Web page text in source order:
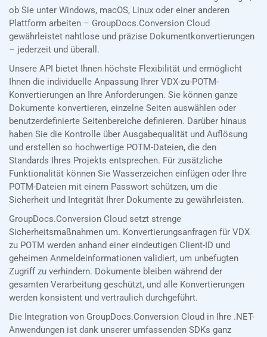
ob Sie unter Windows, macOS, Linux oder einer anderen
Plattform arbeiten – GroupDocs.Conversion Cloud
gewährleistet nahtlose und präzise Dokumentkonvertierungen
– jederzeit und überall.
Unsere API bietet Ihnen höchste Flexibilität und ermöglicht
Ihnen die individuelle Anpassung Ihrer VDX-zu-POTM-
Konvertierungen an Ihre Anforderungen. Sie können ganze
Dokumente konvertieren, einzelne Seiten auswählen oder
benutzerdefinierte Seitenbereiche definieren. Darüber hinaus
haben Sie die Kontrolle über Ausgabequalität und Auflösung
und erstellen so hochwertige POTM-Dateien, die den
Standards Ihres Projekts entsprechen. Für zusätzliche
Funktionalität können Sie Wasserzeichen einfügen oder Ihre
POTM-Dateien mit einem Passwort schützen, um die
Sicherheit und Integrität Ihrer Dokumente zu gewährleisten.
GroupDocs.Conversion Cloud setzt strenge
Sicherheitsmaßnahmen um. Konvertierungsanfragen für VDX
zu POTM werden anhand einer eindeutigen Client-ID und
geheimen Anmeldeinformationen validiert, um unbefugten
Zugriff zu verhindern. Dokumente bleiben während der
gesamten Verarbeitung geschützt, und alle Konvertierungen
werden konsistent und vertraulich durchgeführt.
Die Integration von GroupDocs.Conversion Cloud in Ihre .NET-
Anwendungen ist dank unserer umfassenden SDKs ganz